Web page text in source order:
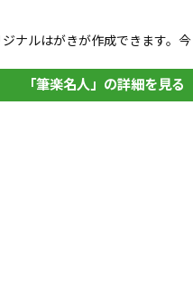
ルはがきが作成できます。
「筆楽名人」の詳細を見る